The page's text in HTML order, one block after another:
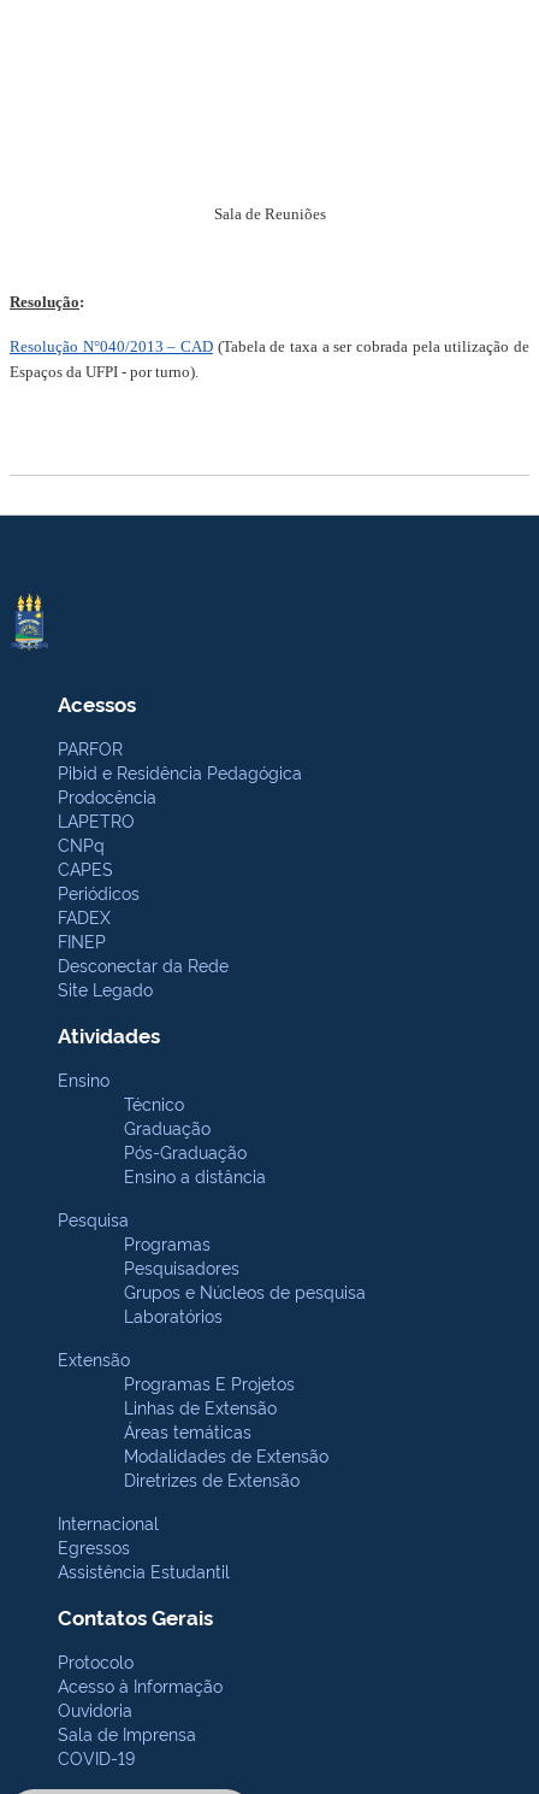
Sala de Reuniões
Resolução:
Resolução N°040/2013 – CAD (Tabela de taxa a ser cobrada pela utilização de
Espaços da UFPI - por turno).
Acessos
PARFOR
Pibid e Residência Pedagógica
Prodocência
LAPETRO
CNPq
CAPES
Periódicos
FADEX
FINEP
Desconectar da Rede
Site Legado
Atividades
Ensino
Técnico
Graduação
Pós-Graduação
Ensino a distância
Pesquisa
Programas
Pesquisadores
Grupos e Núcleos de pesquisa
Laboratórios
Extensão
Programas E Projetos
Linhas de Extensão
Áreas temáticas
Modalidades de Extensão
Diretrizes de Extensão
Internacional
Egressos
Assistência Estudantil
Contatos Gerais
Protocolo
Acesso à Informação
Ouvidoria
Sala de Imprensa
COVID-19